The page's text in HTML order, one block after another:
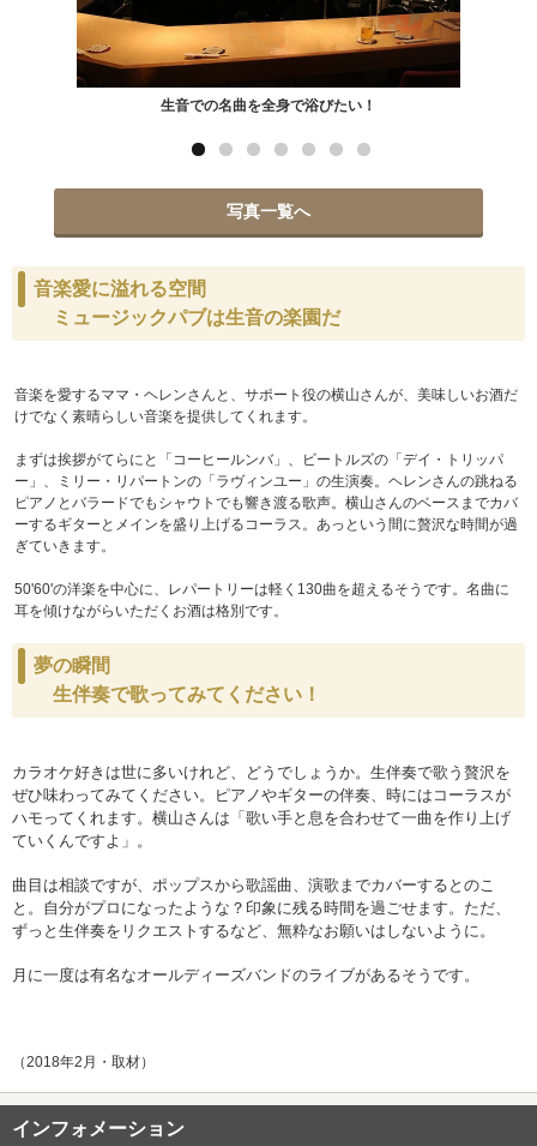
生音での名曲を全身で浴びたい！
写真一覧へ
音楽愛に溢れる空間
ミュージックパブは生音の楽園だ
音楽を愛するママ・ヘレンさんと、サポート役の横山さんが、美味しいお酒だ
けでなく素晴らしい音楽を提供してくれます。
まずは挨拶がてらにと「コーヒールンバ」、ビートルズの「デイ・トリッパ
ー」、ミリー・リパートンの「ラヴィンユー」の生演奏。ヘレンさんの跳ねる
ピアノとバラードでもシャウトでも響き渡る歌声。横山さんのベースまでカバ
ーするギターとメインを盛り上げるコーラス。あっという間に贅沢な時間が過
ぎていきます。
50'60'の洋楽を中心に、レパートリーは軽く130曲を超えるそうです。名曲に
耳を傾けながらいただくお酒は格別です。
夢の瞬間
生伴奏で歌ってみてください！
カラオケ好きは世に多いけれど、どうでしょうか。 生伴奏で歌う贅沢を
ぜひ味わってみてください。ピアノやギターの伴奏、時にはコーラスが
ハモってくれます。横山さんは「歌い手と息を合わせて一曲を作り上げ
ていくんですよ」。
曲目は相談ですが、ポップスから歌謡曲、演歌までカバーするとのこ
と。自分がプロになったような？印象に残る時間を過ごせます。ただ、
ずっと生伴奏をリクエストするなど、無粋なお願いはしないように。
月に一度は有名なオールディーズバンドのライブがあるそうです。
（2018年2月・取材）
インフォメーション